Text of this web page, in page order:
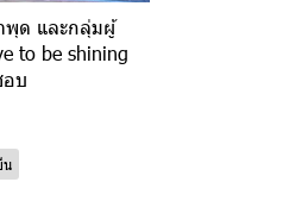
พุด และกลุ่มผู้
to be shining
บ
น